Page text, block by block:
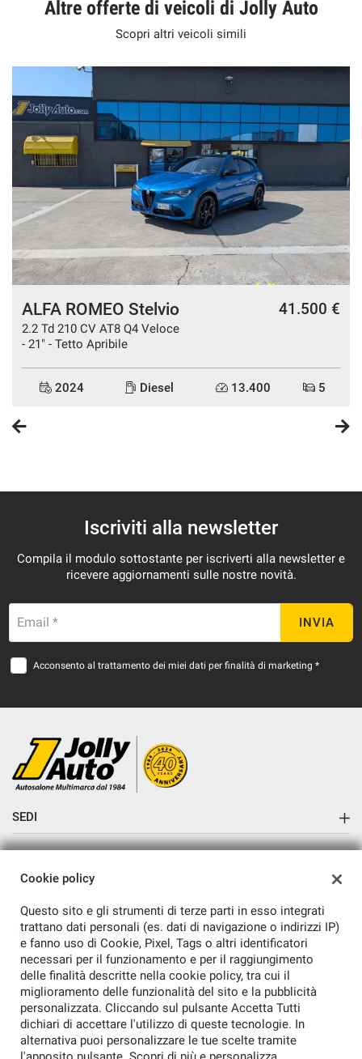
Altre offerte di veicoli di Jolly Auto
Scopri altri veicoli simili
ALFA ROMEO Stelvio
2.2 Td 210 CV AT8 Q4 Veloce
- 21" - Tetto Apribile
41.500 €
2024 Diesel 13.400 5
Iscriviti alla newsletter
Compila il modulo sottostante per iscriverti alla newsletter e
ricevere aggiornamenti sulle nostre novità.
Email * INVIA
Acconsento al trattamento dei miei dati per finalità di marketing *
SEDI
Sede di Cremosano
Sede di Crema
Contatti
TORNA IN CIMA
Copyright © 2026 Ap Trading S.R.L. - P.IVA 01474620190 -
Cookie policy
Questo sito e gli strumenti di terze parti in esso integrati
trattano dati personali (es. dati di navigazione o indirizzi IP)
e fanno uso di Cookie, Pixel, Tags o altri identificatori
necessari per il funzionamento e per il raggiungimento
delle finalità descritte nella cookie policy, tra cui il
miglioramento delle funzionalità del sito e la pubblicità
personalizzata. Cliccando sul pulsante Accetta Tutti
dichiari di accettare l'utilizzo di queste tecnologie. In
alternativa puoi personalizzare le tue scelte tramite